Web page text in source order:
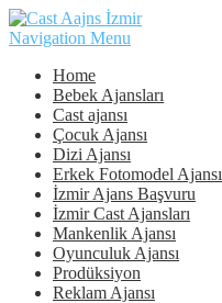
Navigation Menu
Home
Bebek Ajansları
Cast ajansı
Çocuk Ajansı
Dizi Ajansı
Erkek Fotomodel Ajansı
İzmir Ajans Başvuru
İzmir Cast Ajansları
Mankenlik Ajansı
Oyunculuk Ajansı
Prodüksiyon
Reklam Ajansı